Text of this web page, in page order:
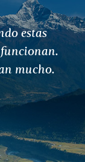
estas
mucho.